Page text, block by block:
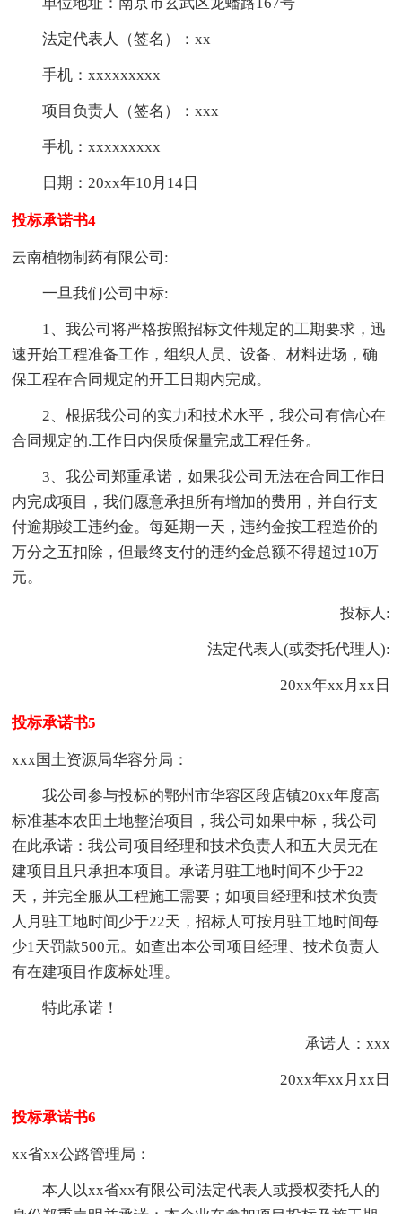
单位地址：南京市玄武区龙蟠路167号
法定代表人（签名）：xx
手机：xxxxxxxxx
项目负责人（签名）：xxx
手机：xxxxxxxxx
日期：20xx年10月14日
投标承诺书4
云南植物制药有限公司:
一旦我们公司中标:
1、我公司将严格按照招标文件规定的工期要求，迅
速开始工程准备工作，组织人员、设备、材料进场，确
保工程在合同规定的开工日期内完成。
2、根据我公司的实力和技术水平，我公司有信心在
合同规定的.工作日内保质保量完成工程任务。
3、我公司郑重承诺，如果我公司无法在合同工作日
内完成项目，我们愿意承担所有增加的费用，并自行支
付逾期竣工违约金。每延期一天，违约金按工程造价的
万分之五扣除，但最终支付的违约金总额不得超过10万
元。
投标人:
法定代表人(或委托代理人):
20xx年xx月xx日
投标承诺书5
xxx国土资源局华容分局：
我公司参与投标的鄂州市华容区段店镇20xx年度高
标准基本农田土地整治项目，我公司如果中标，我公司
在此承诺：我公司项目经理和技术负责人和五大员无在
建项目且只承担本项目。承诺月驻工地时间不少于22
天，并完全服从工程施工需要；如项目经理和技术负责
人月驻工地时间少于22天，招标人可按月驻工地时间每
少1天罚款500元。如查出本公司项目经理、技术负责人
有在建项目作废标处理。
特此承诺！
承诺人：xxx
20xx年xx月xx日
投标承诺书6
xx省xx公路管理局：
本人以xx省xx有限公司法定代表人或授权委托人的